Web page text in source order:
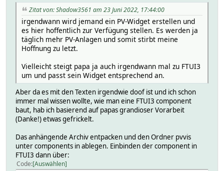
Zitat von: Shadow3561 am 23 Juni 2022, 17:44:00
irgendwann wird jemand ein PV-Widget erstellen und
es hier hoffentlich zur Verfügung stellen. Es werden ja
täglich mehr PV-Anlagen und somit stirbt meine
Hoffnung zu letzt.
Vielleicht steigt papa ja auch irgendwann mal zu FTUI3
um und passt sein Widget entsprechend an.
Aber da es mit den Texten irgendwie doof ist und ich schon
immer mal wissen wollte, wie man eine FTUI3 component
baut, hab ich basierend auf papas grandioser Vorarbeit
(Danke!) etwas gefrickelt.
Das anhängende Archiv entpacken und den Ordner pvvis
unter components in ablegen. Einbinden der component in
FTUI3 dann über:
Code Auswählen